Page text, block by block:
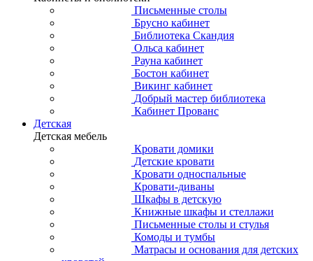
Письменные столы
Брусно кабинет
Библиотека Скандия
Ольса кабинет
Рауна кабинет
Бостон кабинет
Викинг кабинет
Добрый мастер библиотека
Кабинет Прованс
Детская
Детская мебель
Кровати домики
Детские кровати
Кровати односпальные
Кровати-диваны
Шкафы в детскую
Книжные шкафы и стеллажи
Письменные столы и стулья
Комоды и тумбы
Матрасы и основания для детских